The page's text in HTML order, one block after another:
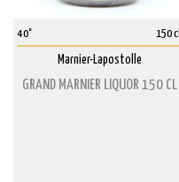
40° 150 cl
Marnier-Lapostolle
GRAND MARNIER LIQUOR 150 CL